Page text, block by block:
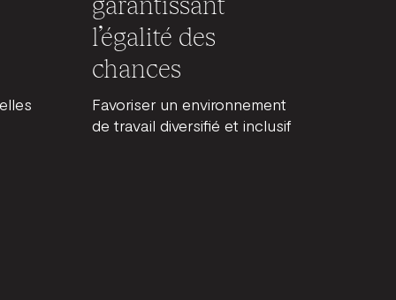
l’égalité des
chances
Favoriser un environnement
de travail diversifié et inclusif